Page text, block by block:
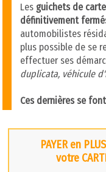
Les guichets de
définitivement
automobilistes
plus possible de se
effectuer ses
duplicata, véhicule
Ces dernières se
PAYER en
votre